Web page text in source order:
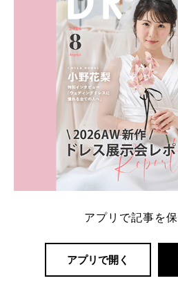
アプリで記事を
アプリで開く